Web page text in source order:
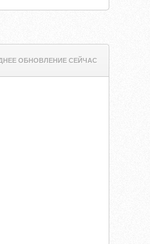
ОБНОВЛЕНИЕ СЕЙЧАС